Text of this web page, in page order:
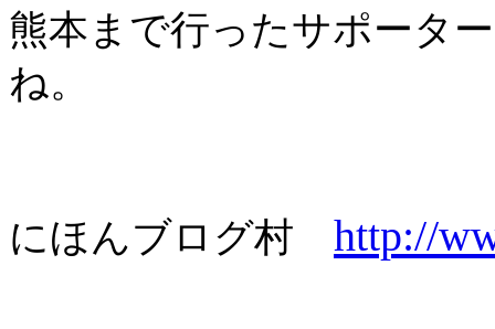
熊本まで行ったサポータ
ね。
にほんブログ村 http://